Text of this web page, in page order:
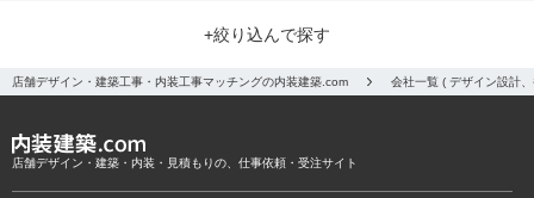
+絞り込んで探す
店舗デザイン・建築工事・内装工事マッチングの内装建築.com 会社一覧 ( デザイン設計
店舗デザイン・建築・内装・見積もりの、仕事依頼・受注サイト